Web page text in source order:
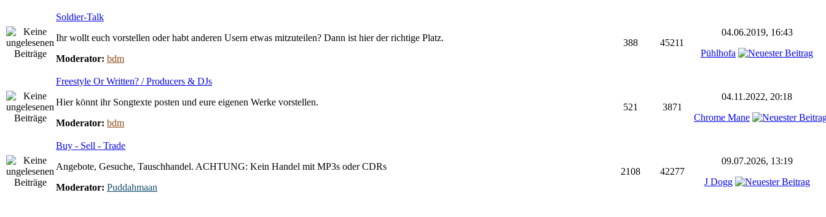
Soldier-Talk
Ihr wollt euch vorstellen oder habt anderen Usern etwas mitzuteilen? Dann ist hier der richtige Platz.
Moderator: bdm
388 45211
04.06.2019, 16:43
Pühlhofa
Freestyle Or Written? / Producers & DJs
Hier könnt ihr Songtexte posten und eure eigenen Werke vorstellen.
Moderator: bdm
521 3871
04.11.2022, 20:18
Chrome Mane
Buy - Sell - Trade
Angebote, Gesuche, Tauschhandel. ACHTUNG: Kein Handel mit MP3s oder CDRs
Moderator: Puddahmaan
2108 42277
09.07.2026, 13:19
J Dogg